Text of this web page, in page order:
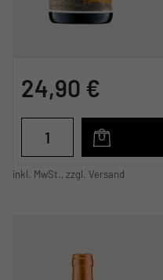
24,90 €
inkl. MwSt., zzgl. Versand